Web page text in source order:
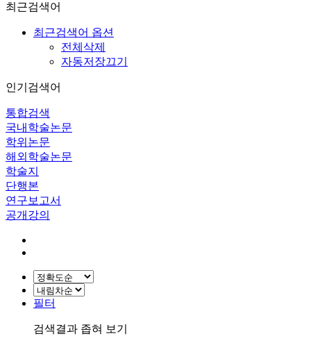
최근검색어
최근검색어 옵션
전체삭제
자동저장끄기
인기검색어
통합검색
국내학술논문
학위논문
해외학술논문
학술지
단행본
연구보고서
공개강의
필터
검색결과 좁혀 보기